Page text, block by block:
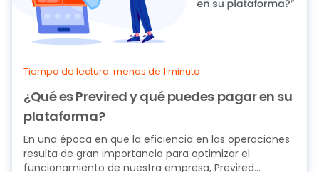
Tiempo de lectura: menos de 1 minuto
¿Qué es Previred y qué puedes pagar en su
plataforma?
En una época en que la eficiencia en las operaciones
resulta de gran importancia para optimizar el
funcionamiento de nuestra empresa, Previred...